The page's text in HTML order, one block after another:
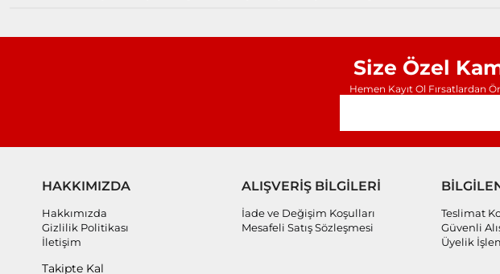
Size Özel
Hemen Kayıt Ol Fırsatlardan
HAKKIMIZDA
Hakkımızda
Gizlilik Politikası
İletişim
Takipte Kal
ALIŞVERİŞ BİLGİLERİ
İade ve Değişim Koşulları
Mesafeli Satış Sözleşmesi
Teslimat
Güvenli
Üyelik